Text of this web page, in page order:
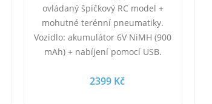
ovládaný špičkový RC model +
mohutné terénní pneumatiky.
Vozidlo: akumulátor 6V NiMH (900
mAh) + nabíjení pomocí USB.
ovládáním rychlosti: 2 ks…
2399 Kč